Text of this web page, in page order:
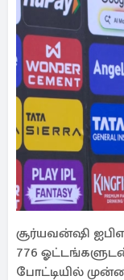
சூர்யவன்ஷி
776
போட்டியில்